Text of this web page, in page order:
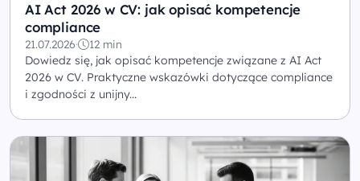
AI Act 2026 w CV: jak opisać kompetencje
compliance
21.07.2026· 12 min
Dowiedz się, jak opisać kompetencje związane z AI Act
2026 w CV. Praktyczne wskazówki dotyczące compliance
i zgodności z unijny...